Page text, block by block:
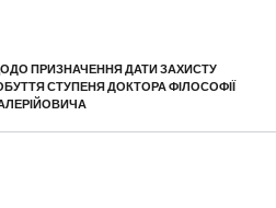
ПРИЗНАЧЕННЯ ДАТИ ЗАХИСТУ
СТУПЕНЯ ДОКТОРА ФІЛОСОФІЇ